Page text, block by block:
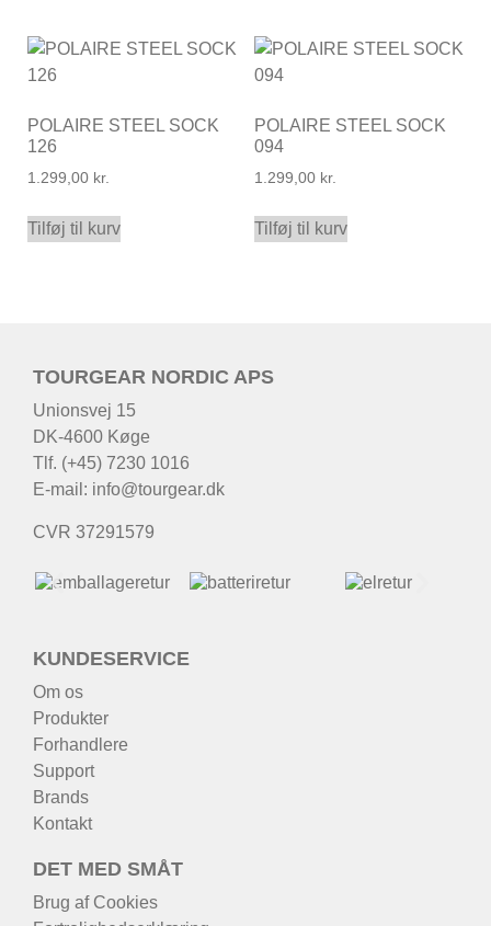
POLAIRE STEEL SOCK
126
1.299,00 kr.
Tilføj til kurv
POLAIRE STEEL SOCK
094
1.299,00 kr.
Tilføj til kurv
TOURGEAR NORDIC APS
Unionsvej 15
DK-4600 Køge
Tlf. (+45) 7230 1016
E-mail: info@tourgear.dk
CVR 37291579
KUNDESERVICE
Om os
Produkter
Forhandlere
Support
Brands
Kontakt
DET MED SMÅT
Brug af Cookies